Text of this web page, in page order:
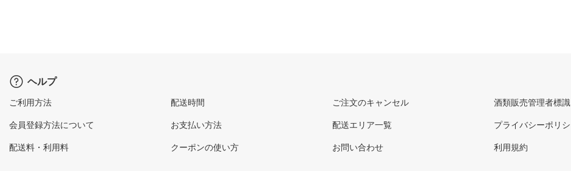
ヘルプ
ご利用方法
会員登録方法について
配送料・利用料
配送時間
お支払い方法
クーポンの使い方
ご注文のキャンセル
配送エリア一覧
お問い合わせ
酒類販売管理者標識
プライバシーポリ
利用規約